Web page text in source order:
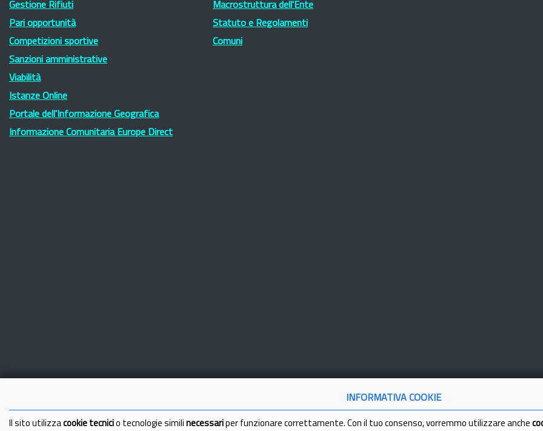
Gestione Rifiuti
Pari opportunità
Competizioni sportive
Sanzioni amministrative
Viabilità
Istanze Online
Portale dell'Informazione Geografica
Informazione Comunitaria Europe Direct
Macrostruttura dell'Ente
Statuto e Regolamenti
Comuni
INFORMATIVA COOKIE
Il sito utilizza cookie tecnici o tecnologie simili necessari per funzionare correttamente. Con il tuo consenso, vorremmo utilizzare anche